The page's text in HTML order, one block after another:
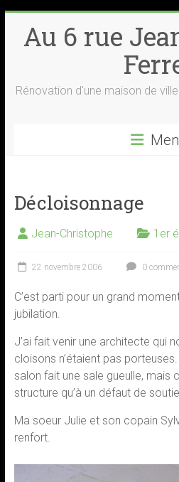
content
Au 6 rue
Rénovation d'une maison de
Décloisonnage
Jean-Christophe 1er
22 novembre 2006 0
C’est parti pour un grand
jubilation.
J’ai fait venir une architecte qui
cloisons n’étaient pas
salon fait une sale gueulle, mais
structure qu’à un défaut de
Ma soeur Julie et son copain
renfort.